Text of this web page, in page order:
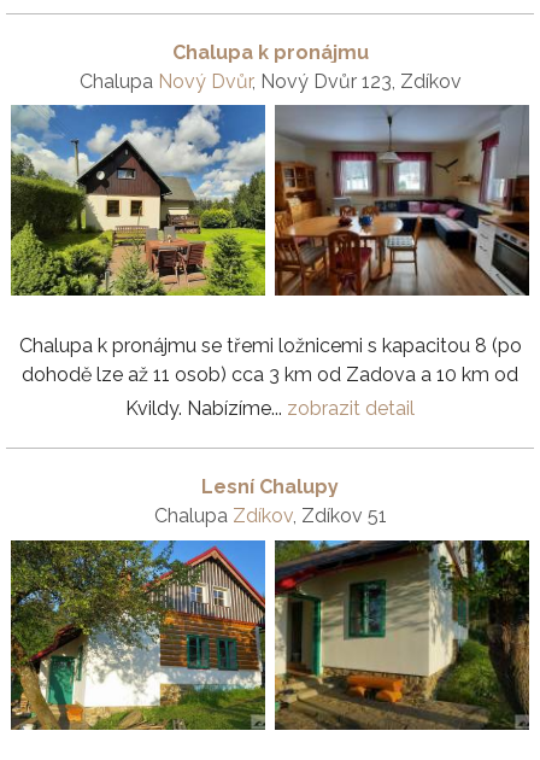
Chalupa k pronájmu
Chalupa Nový Dvůr, Nový Dvůr 123, Zdíkov
Chalupa k pronájmu se třemi ložnicemi s kapacitou 8 (po
dohodě lze až 11 osob) cca 3 km od Zadova a 10 km od
Kvildy. Nabízíme... zobrazit detail
Lesní Chalupy
Chalupa Zdíkov, Zdíkov 51